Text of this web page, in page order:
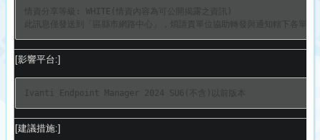
情資分享等級: WHITE(情資內容為可公開揭露之資訊)
此訊息僅發送到「區縣市網路中心」，
[影響平台:]
Ivanti Endpoint Manager 2024 SU6(不含)以前版本
[建議措施:]